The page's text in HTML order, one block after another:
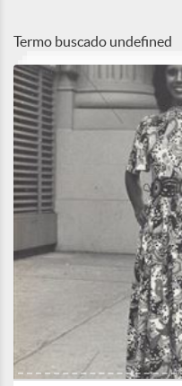
Termo buscado undefined